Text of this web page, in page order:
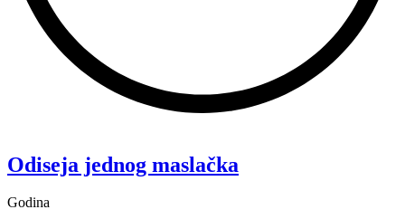
Odiseja jednog maslačka
Godina